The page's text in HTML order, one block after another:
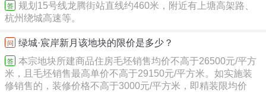
答
规划15号线龙腾街站直线约460米，附近有上塘高架路、
杭州绕城高速等。
问 绿城·宸岸新月该地块的限价是多少？
答
本宗地块所建商品住房毛坯销售均价不高于26500元/平方
米，且毛坯销售最高单价不高于29150元/平方米。如实施装
修销售的，装修价格不高于3000元/平方米，即精装限均价